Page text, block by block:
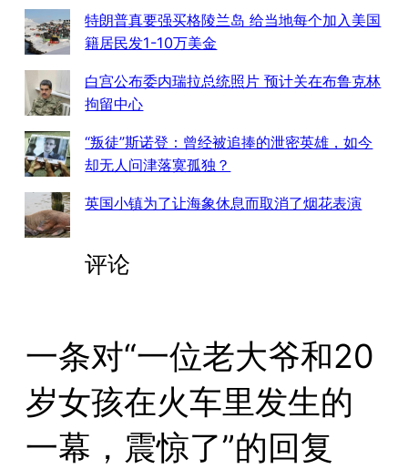
特朗普真要强买格陵兰岛 给当地每个加入美国
籍居民发1-10万美金
白宫公布委内瑞拉总统照片 预计关在布鲁克林
拘留中心
“叛徒”斯诺登：曾经被追捧的泄密英雄，如今
却无人问津落寞孤独？
英国小镇为了让海象休息而取消了烟花表演
评论
一条对“一位老大爷和20
岁女孩在火车里发生的
一幕，震惊了”的回复